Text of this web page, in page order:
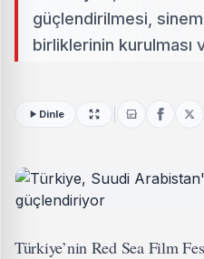
güçlendirilmesi,
birliklerinin kurulması
Dinle
Türkiye’nin Red Sea Film